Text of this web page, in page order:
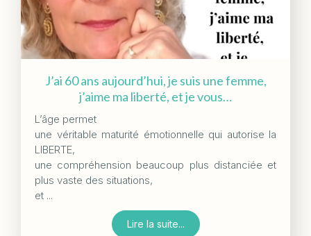
J’ai 60 ans aujourd’hui, je suis une femme,
j’aime ma liberté, et je vous…
L’âge permet
une véritable maturité émotionnelle qui autorise la
LIBERTE,
une compréhension beaucoup plus distanciée et
plus vaste des situations,
et ...
Lire la suite...